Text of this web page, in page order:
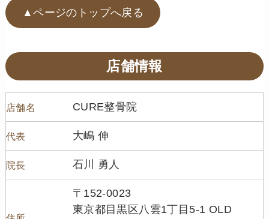
▲ページのトップへ戻る
店舗情報
店舗名 CURE整骨院
代表 大嶋 伸
院長 石川 勇人
〒152-0023
東京都目黒区八雲1丁目5-1 OLD